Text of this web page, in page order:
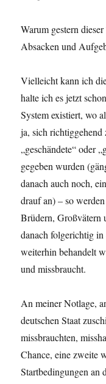
Warum gestern
Absacken und
Vielleicht kann ich
halte ich es jetzt
System existiert, wo
ja, sich
„geschändete“ oder
gegeben wurden
danach auch noch,
drauf an) – so
Brüdern, Großvätern
danach folgerichtig
weiterhin behandelt
und missbraucht.
An meiner Notlage,
deutschen Staat
missbrauchten,
Chance, eine zweite
Startbedingungen an